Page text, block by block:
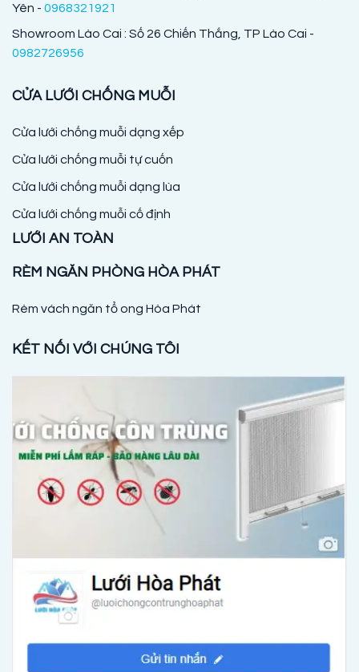
Yên - 0968321921
Showroom Lào Cai : Số 26 Chiến Thắng, TP Lào Cai -
0982726956
CỬA LƯỚI CHỐNG MUỖI
Cửa lưới chống muỗi dạng xếp
Cửa lưới chống muỗi tự cuốn
Cửa lưới chống muỗi dạng lùa
Cửa lưới chống muỗi cố định
LƯỚI AN TOÀN
RÈM NGĂN PHÒNG HÒA PHÁT
Rèm vách ngăn tổ ong Hòa Phát
KẾT NỐI VỚI CHÚNG TÔI